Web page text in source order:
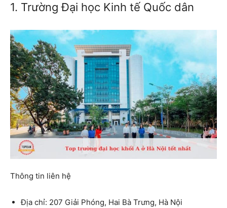
1. Trường Đại học Kinh tế Quốc dân
Thông tin liên hệ
Địa chỉ: 207 Giải Phóng, Hai Bà Trưng, Hà Nội